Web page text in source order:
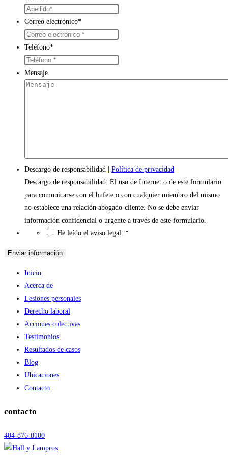
Correo electrónico*
Teléfono*
Mensaje
Descargo de responsabilidad | Política de privacidad
Descargo de responsabilidad: El uso de Internet o de este formulario
para comunicarse con el bufete o con cualquier miembro del mismo
no establece una relación abogado-cliente. No se debe enviar
información confidencial o urgente a través de este formulario.
He leído el aviso legal. *
Inicio
Acerca de
Lesiones personales
Derecho laboral
Acciones colectivas
Testimonios
Resultados de casos
Blog
Ubicaciones
Contacto
contacto
404-876-8100